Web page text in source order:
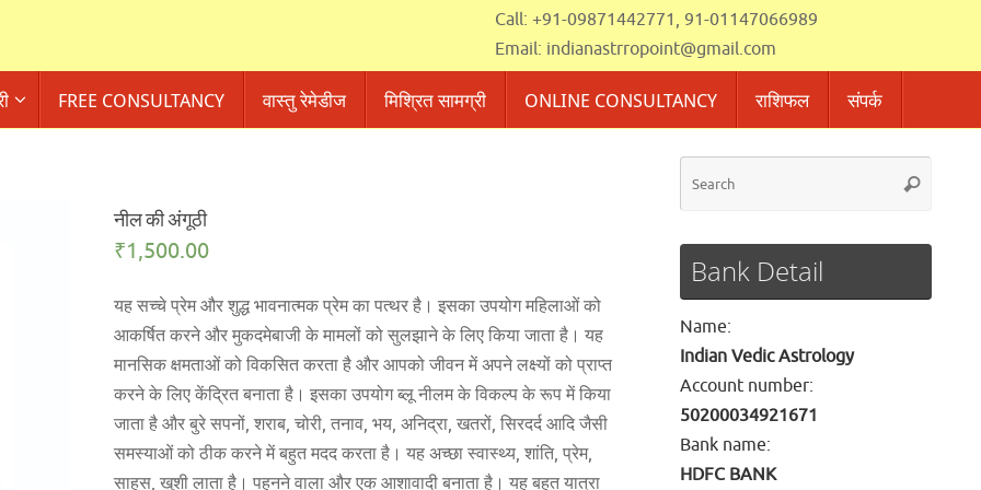
Call: +91-09871442771, 91-01147066989
Email: indianastrropoint@gmail.com
FREE CONSULTANCY वास्तु रेमेडीज मिश्रित सामग्री ONLINE CONSULTANCY राशिफल संपर्क
नील की अंगूठी
₹1,500.00
यह सच्चे प्रेम और शुद्ध भावनात्मक प्रेम का पत्थर है। इसका उपयोग महिलाओं को
आकर्षित करने और मुकदमेबाजी के मामलों को सुलझाने के लिए किया जाता है। यह
मानसिक क्षमताओं को विकसित करता है और आपको जीवन में अपने लक्ष्यों को प्राप्त
करने के लिए केंद्रित बनाता है। इसका उपयोग ब्लू नीलम के विकल्प के रूप में किया
जाता है और बुरे सपनों, शराब, चोरी, तनाव, भय, अनिद्रा, खतरों, सिरदर्द आदि जैसी
समस्याओं को ठीक करने में बहुत मदद करता है। यह अच्छा स्वास्थ्य, शांति, प्रेम,
साहस, खुशी लाता है। पहनने वाला और एक आशावादी बनाता है। यह बहुत यात्रा
Search
Bank Detail
Name:
Indian Vedic Astrology
Account number:
50200034921671
Bank name:
HDFC BANK